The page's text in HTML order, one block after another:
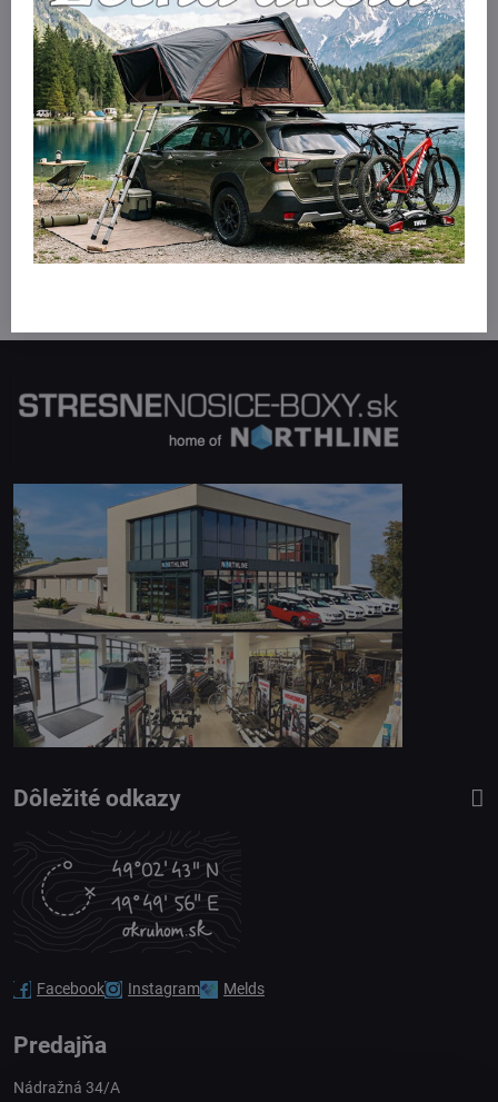
Dôležité odkazy
Facebook Instagram Melds
Predajňa
Nádražná 34/A